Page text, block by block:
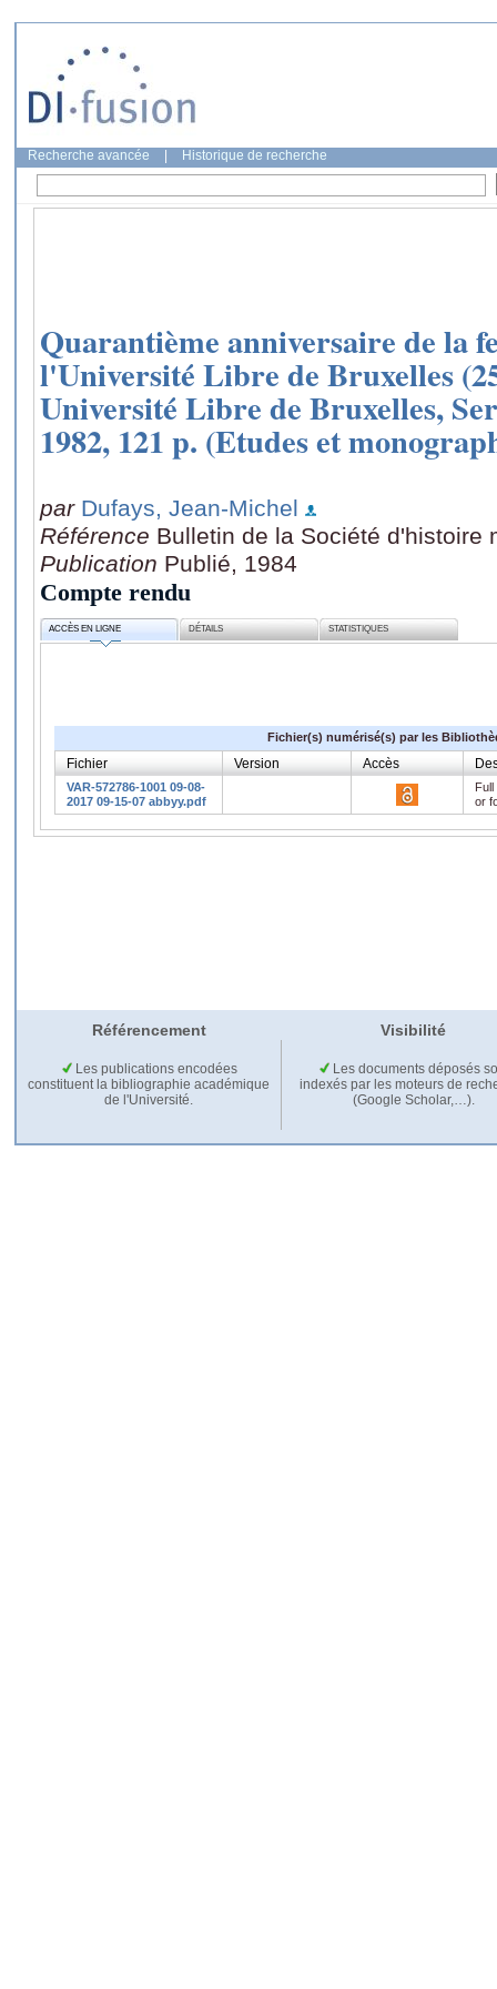
Recherche avancée Historique de recherche
Quarantième anniversaire de la
l'Université Libre de Bruxelles
Université Libre de Bruxelles,
1982, 121 p. (Etudes et
par Dufays, Jean-Michel
Référence Bulletin de la Société d'histoire
Publication Publié, 1984
Compte rendu
ACCÈS EN LIGNE DÉTAILS STATISTIQUES
Fichier(s) numérisé(s) par les
Fichier Version Accès
VAR-572786-1001 09-08-
2017 09-15-07 abbyy.pdf
or
Référencement Visibilité
Les publications encodées
constituent la bibliographie académique
de l'Université.
Les documents déposés
indexés par les moteurs de
(Google Scholar,…).